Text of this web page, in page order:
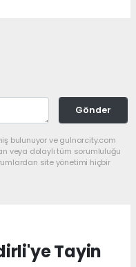
Gönder
bulunuyor ve gulnarcity.com
veya dolaylı tüm sorumluluğu
site yönetimi hiçbir
Tayin